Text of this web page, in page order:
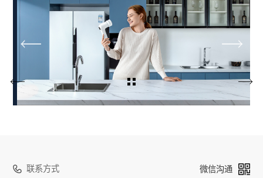
联系方式 微信沟通